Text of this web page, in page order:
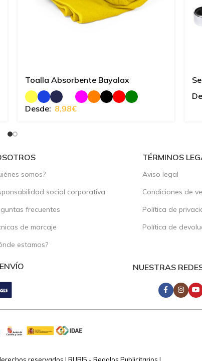
Toalla Absorbente Bayalax
Desde: 8,98€
somos?
social corporativa
frecuentes
de marcaje
estamos?
TÉRMINOS
Aviso legal
Condiciones de
Política de
Política de
NUESTRAS